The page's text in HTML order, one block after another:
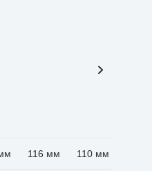
116 мм 110 мм